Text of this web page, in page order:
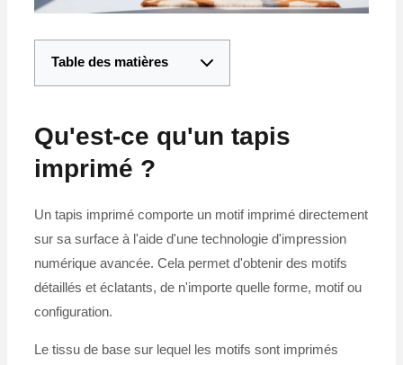
Table des matières
Qu'est-ce qu'un tapis
imprimé ?
Un tapis imprimé comporte un motif imprimé directement
sur sa surface à l'aide d'une technologie d'impression
numérique avancée. Cela permet d'obtenir des motifs
détaillés et éclatants, de n'importe quelle forme, motif ou
configuration.
Le tissu de base sur lequel les motifs sont imprimés